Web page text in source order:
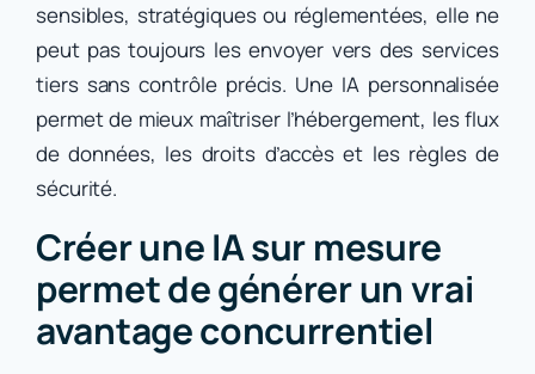
sensibles, stratégiques ou réglementées, elle ne
peut pas toujours les envoyer vers des services
tiers sans contrôle précis. Une IA personnalisée
permet de mieux maîtriser l’hébergement, les flux
de données, les droits d’accès et les règles de
sécurité.
Créer une IA sur mesure
permet de générer un vrai
avantage concurrentiel